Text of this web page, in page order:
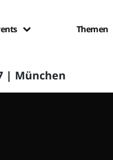
Themen
| München